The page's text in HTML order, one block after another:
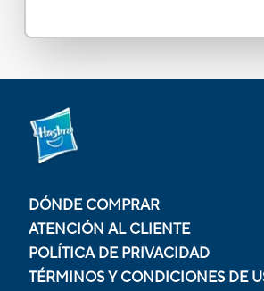
DÓNDE COMPRAR
ATENCIÓN AL CLIENTE
POLÍTICA DE PRIVACIDAD
TÉRMINOS Y CONDICIONES DE